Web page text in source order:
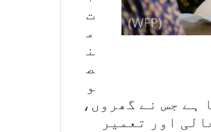
ت
م
ن
ص
و
ہے جس نے گھروں،
اور تعمیر